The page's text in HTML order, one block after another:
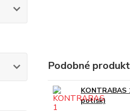
Podobné
potisk)